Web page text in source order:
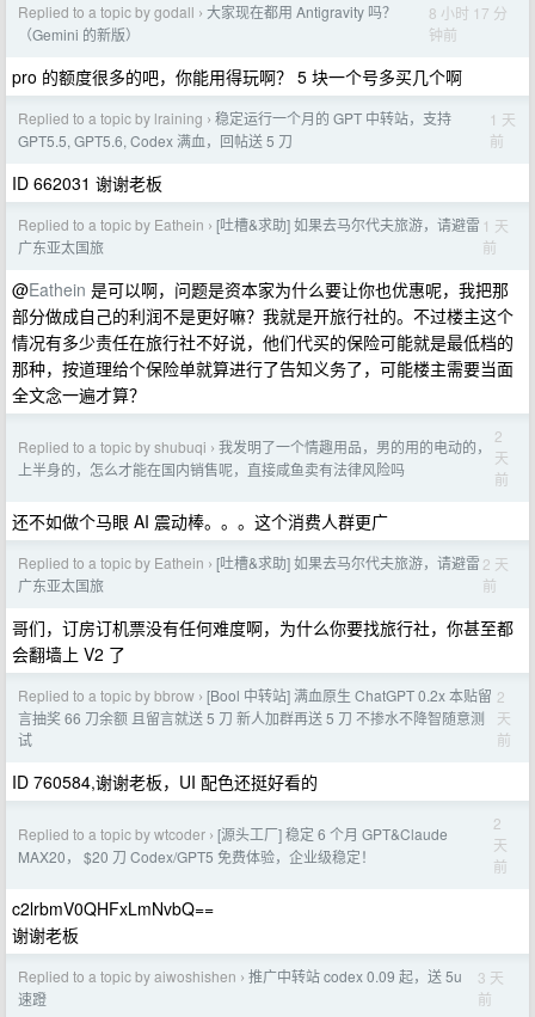
Replied to a topic by godall › 大家现在都用 Antigravity 吗？
（Gemini 的新版）
8 小时 17 分
钟前
pro 的额度很多的吧，你能用得玩啊？ 5 块一个号多买几个啊
Replied to a topic by lraining › 稳定运行一个月的 GPT 中转站，支持
GPT5.5, GPT5.6, Codex 满血，回帖送 5 刀
1 天
前
ID 662031 谢谢老板
Replied to a topic by Eathein › [吐槽&求助] 如果去马尔代夫旅游，请避雷
广东亚太国旅
1 天
前
@Eathein 是可以啊，问题是资本家为什么要让你也优惠呢，我把那
部分做成自己的利润不是更好嘛？我就是开旅行社的。不过楼主这个
情况有多少责任在旅行社不好说，他们代买的保险可能就是最低档的
那种，按道理给个保险单就算进行了告知义务了，可能楼主需要当面
全文念一遍才算？
Replied to a topic by shubuqi › 我发明了一个情趣用品，男的用的电动的，
上半身的，怎么才能在国内销售呢，直接咸鱼卖有法律风险吗
2
天
前
还不如做个马眼 AI 震动棒。。。这个消费人群更广
Replied to a topic by Eathein › [吐槽&求助] 如果去马尔代夫旅游，请避雷
广东亚太国旅
2 天
前
哥们，订房订机票没有任何难度啊，为什么你要找旅行社，你甚至都
会翻墙上 V2 了
Replied to a topic by bbrow › [Bool 中转站] 满血原生 ChatGPT 0.2x 本贴留
言抽奖 66 刀余额 且留言就送 5 刀 新人加群再送 5 刀 不掺水不降智随意测
试
2
天
前
ID 760584,谢谢老板，UI 配色还挺好看的
Replied to a topic by wtcoder › [源头工厂] 稳定 6 个月 GPT&Claude
MAX20， $20 刀 Codex/GPT5 免费体验，企业级稳定！
2
天
前
c2lrbmV0QHFxLmNvbQ==
谢谢老板
Replied to a topic by aiwoshishen › 推广中转站 codex 0.09 起，送 5u
速蹬
3 天
前